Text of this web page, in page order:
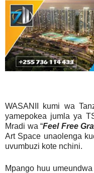
WASANII kumi wa
yamepokea jumla ya
Mradi wa “Feel Free
Art Space unaolenga
uvumbuzi kote nchini.
Mpango huu